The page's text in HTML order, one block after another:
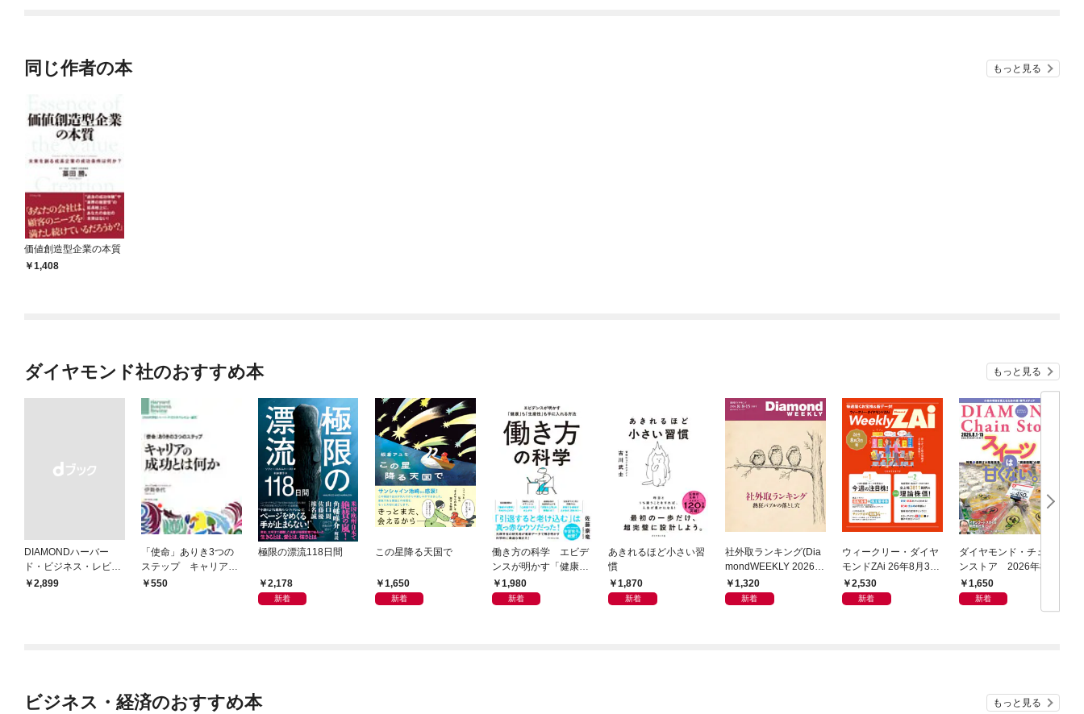
同じ作者の本 もっと見る
価値創造型企業の本質
1,408
ダイヤモンド社のおすすめ本 もっと見る
DIAMONDハーバー
ド・ビジネス・レビュ
ー 2026年9月号 特集
￥2,899
「使命」ありき3つの
ステップ キャリアの
成功とは何か
550
極限の漂流118日間
2,178
新着
この星降る天国で
1,650
新着
働き方の科学 エビデ
ンスが明かす「健康」
も「生産性」も手に入
れる方法
1,980
新着
あきれるほど小さい習
慣
1,870
新着
社外取ランキング(Dia
mondWEEKLY 2026年
8/8・15合併号)
1,320
新着
ウィークリー・ダイヤ
モンドZAi 26年8月3日
号2,530
新着
ダイヤモンド・チェー
ンストア 2026年8月
1日・15日号
1,650
新着
ビジネス・経済のおすすめ本 もっと見る